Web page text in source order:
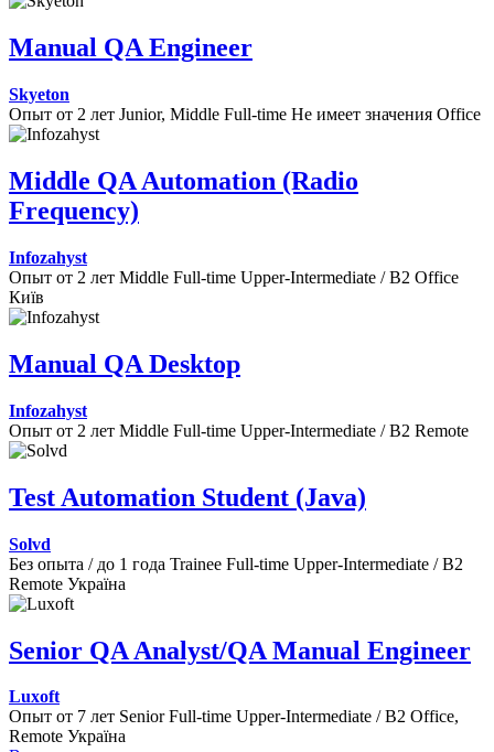
Manual QA Engineer
Skyeton
Опыт от 2 лет Junior, Middle Full-time Не имеет значения Office
Middle QA Automation (Radio
Frequency)
Infozahyst
Опыт от 2 лет Middle Full-time Upper-Intermediate / B2 Office
Київ
Manual QA Desktop
Infozahyst
Опыт от 2 лет Middle Full-time Upper-Intermediate / B2 Remote
Test Automation Student (Java)
Solvd
Без опыта / до 1 года Trainee Full-time Upper-Intermediate / B2
Remote Україна
Senior QA Analyst/QA Manual Engineer
Luxoft
Опыт от 7 лет Senior Full-time Upper-Intermediate / B2 Office,
Remote Україна